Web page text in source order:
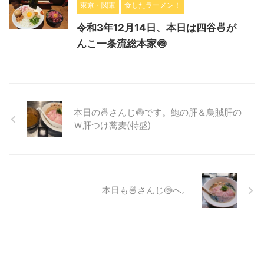
東京・関東 食したラーメン！
令和3年12月14日、本日は四谷🍜が
んこ一条流総本家🍥
本日の🍜さんじ🍥です。鮑の肝＆烏賊肝の
Ｗ肝つけ蕎麦(特盛)
本日も🍜さんじ🍥へ。